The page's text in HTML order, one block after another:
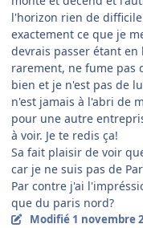
l'horizon rien de
exactement ce que je
devrais passer étant
rarement, ne fume pas
bien et je n'est pas de
n'est jamais à l'abri de
pour une autre
à voir. Je te redis ça!
Sa fait plaisir de voir
car je ne suis pas de
Par contre j'ai
que du paris nord?
Modifié 1 novembre